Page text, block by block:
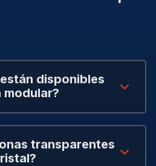
disponibles
modular?
transparentes